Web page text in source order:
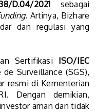
D.04/2021 sebagai
. Artinya, Bizhare
dan regulasi yang
Sertifikasi ISO/IEC
Surveillance (SGS),
resmi di Kementerian
Dengan demikian,
aman dan tidak